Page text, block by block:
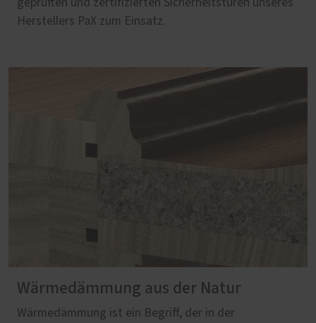
geprüften und zertifizierten Sicherheitstüren unseres
Herstellers PaX zum Einsatz.
Wärmedämmung aus der Natur
Wärmedämmung ist ein Begriff, der in der